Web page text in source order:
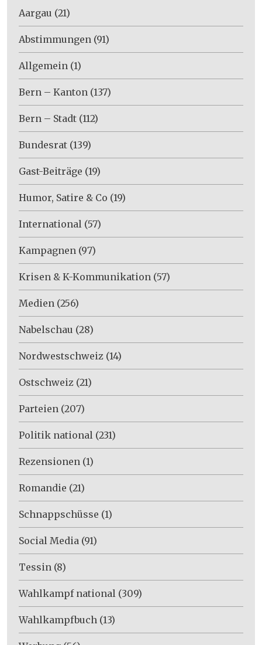
Aargau (21)
Abstimmungen (91)
Allgemein (1)
Bern – Kanton (137)
Bern – Stadt (112)
Bundesrat (139)
Gast-Beiträge (19)
Humor, Satire & Co (19)
International (57)
Kampagnen (97)
Krisen & K-Kommunikation (57)
Medien (256)
Nabelschau (28)
Nordwestschweiz (14)
Ostschweiz (21)
Parteien (207)
Politik national (231)
Rezensionen (1)
Romandie (21)
Schnappschüsse (1)
Social Media (91)
Tessin (8)
Wahlkampf national (309)
Wahlkampfbuch (13)